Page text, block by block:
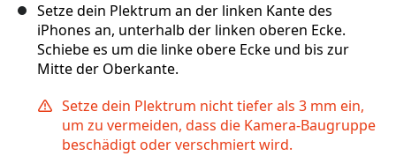
Setze dein Plektrum an der linken Kante des
iPhones an, unterhalb der linken oberen Ecke.
Schiebe es um die linke obere Ecke und bis zur
Mitte der Oberkante.
Setze dein Plektrum nicht tiefer als 3 mm ein,
um zu vermeiden, dass die Kamera-Baugruppe
beschädigt oder verschmiert wird.